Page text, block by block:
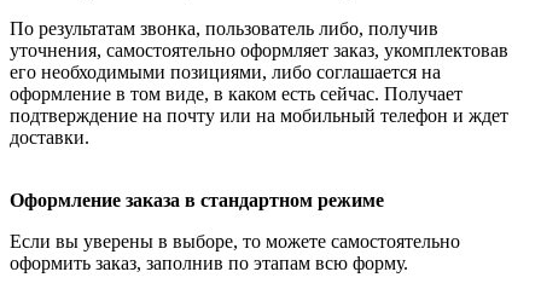
По результатам звонка, пользователь либо, получив
уточнения, самостоятельно оформляет заказ, укомплектовав
его необходимыми позициями, либо соглашается на
оформление в том виде, в каком есть сейчас. Получает
подтверждение на почту или на мобильный телефон и ждет
доставки.
Оформление заказа в стандартном режиме
Если вы уверены в выборе, то можете самостоятельно
оформить заказ, заполнив по этапам всю форму.